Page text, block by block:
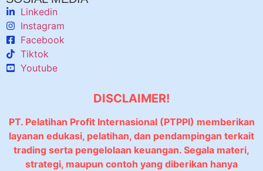
Linkedin
Instagram
Facebook
Tiktok
Youtube
DISCLAIMER!
PT. Pelatihan Profit Internasional (PTPPI) memberikan
layanan edukasi, pelatihan, dan pendampingan terkait
trading serta pengelolaan keuangan. Segala materi,
strategi, maupun contoh yang diberikan hanya